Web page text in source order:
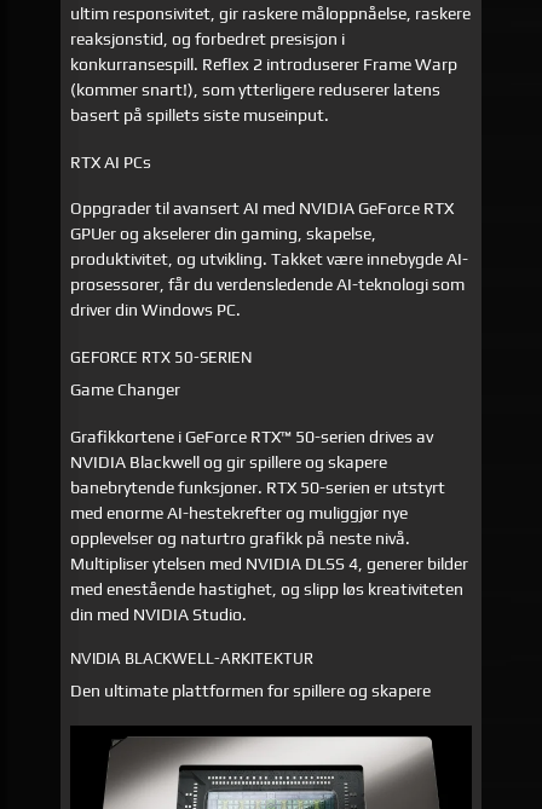
ultim responsivitet, gir raskere måloppnåelse, raskere
reaksjonstid, og forbedret presisjon i
konkurransespill. Reflex 2 introduserer Frame Warp
(kommer snart!), som ytterligere reduserer latens
basert på spillets siste museinput.
RTX AI PCs
Oppgrader til avansert AI med NVIDIA GeForce RTX
GPUer og akselerer din gaming, skapelse,
produktivitet, og utvikling. Takket være innebygde AI-
prosessorer, får du verdensledende AI-teknologi som
driver din Windows PC.
GEFORCE RTX 50-SERIEN
Game Changer
Grafikkortene i GeForce RTX™ 50-serien drives av
NVIDIA Blackwell og gir spillere og skapere
banebrytende funksjoner. RTX 50-serien er utstyrt
med enorme AI-hestekrefter og muliggjør nye
opplevelser og naturtro grafikk på neste nivå.
Multipliser ytelsen med NVIDIA DLSS 4, generer bilder
med enestående hastighet, og slipp løs kreativiteten
din med NVIDIA Studio.
NVIDIA BLACKWELL-ARKITEKTUR
Den ultimate plattformen for spillere og skapere